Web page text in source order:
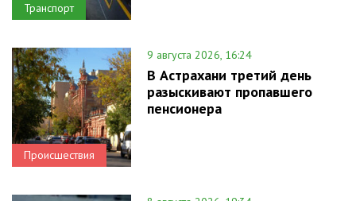
Транспорт
Происшествия
9 августа 2026, 16:24
В Астрахани третий день
разыскивают пропавшего
пенсионера